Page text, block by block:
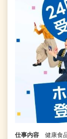
仕事内容
健康食